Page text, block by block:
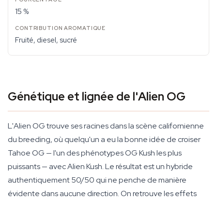
15 %
Fruité, diesel, sucré
Génétique et lignée de l'Alien OG
L'Alien OG trouve ses racines dans la scène californienne
du breeding, où quelqu'un a eu la bonne idée de croiser
Tahoe OG — l'un des phénotypes OG Kush les plus
puissants — avec Alien Kush. Le résultat est un hybride
authentiquement 50/50 qui ne penche de manière
évidente dans aucune direction. On retrouve les effets